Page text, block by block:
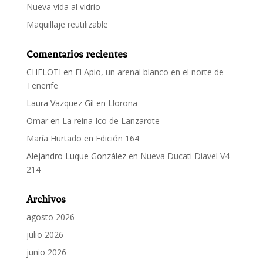
Nueva vida al vidrio
Maquillaje reutilizable
Comentarios recientes
CHELOTI en El Apio, un arenal blanco en el norte de
Tenerife
Laura Vazquez Gil en Llorona
Omaren La reina Ico de Lanzarote
María Hurtado en Edición 164
Alejandro Luque Gonzálezen Nueva Ducati Diavel V4
214
Archivos
agosto 2026
julio 2026
junio 2026